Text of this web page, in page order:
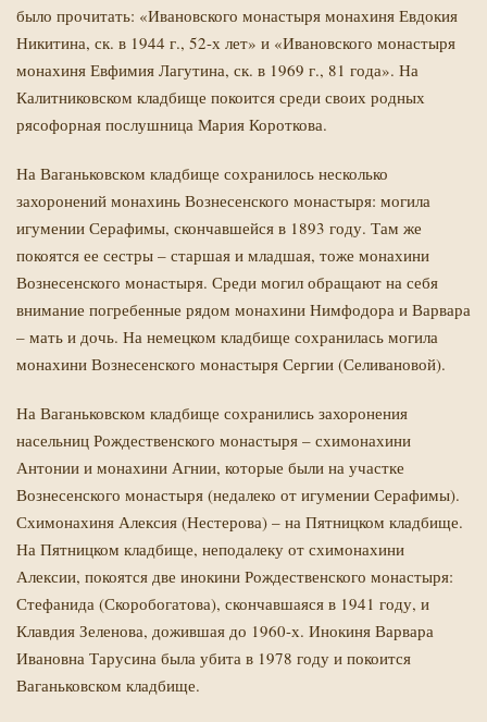
было прочитать: «Ивановского монастыря монахиня Евдокия
Никитина, ск. в 1944 г., 52-х лет» и «Ивановского монастыря
монахиня Евфимия Лагутина, ск. в 1969 г., 81 года». На
Калитниковском кладбище покоится среди своих родных
рясофорная послушница Мария Короткова.
На Ваганьковском кладбище сохранилось несколько
захоронений монахинь Вознесенского монастыря: могила
игумении Серафимы, скончавшейся в 1893 году. Там же
покоятся ее сестры – старшая и младшая, тоже монахини
Вознесенского монастыря. Среди могил обращают на себя
внимание погребенные рядом монахини Нимфодора и Варвара
– мать и дочь. На немецком кладбище сохранилась могила
монахини Вознесенского монастыря Сергии (Селивановой).
На Ваганьковском кладбище сохранились захоронения
насельниц Рождественского монастыря – схимонахини
Антонии и монахини Агнии, которые были на участке
Вознесенского монастыря (недалеко от игумении Серафимы).
Схимонахиня Алексия (Нестерова) – на Пятницком кладбище.
На Пятницком кладбище, неподалеку от схимонахини
Алексии, покоятся две инокини Рождественского монастыря:
Стефанида (Скоробогатова), скончавшаяся в 1941 году, и
Клавдия Зеленова, дожившая до 1960-х. Инокиня Варвара
Ивановна Тарусина была убита в 1978 году и покоится
Ваганьковском кладбище.